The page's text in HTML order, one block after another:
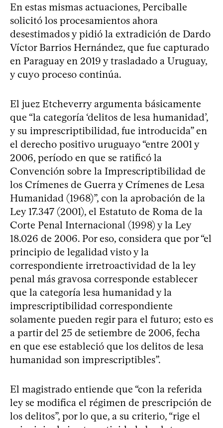
En estas mismas actuaciones, Perciballe
solicitó los procesamientos ahora
desestimados y pidió la extradición de Dardo
Víctor Barrios Hernández, que fue capturado
en Paraguay en 2019 y trasladado a Uruguay,
y cuyo proceso continúa.
El juez Etcheverry argumenta básicamente
que “la categoría ‘delitos de lesa humanidad’,
y su imprescriptibilidad, fue introducida” en
el derecho positivo uruguayo “entre 2001 y
2006, período en que se ratificó la
Convención sobre la Imprescriptibilidad de
los Crímenes de Guerra y Crímenes de Lesa
Humanidad (1968)”, con la aprobación de la
Ley 17.347 (2001), el Estatuto de Roma de la
Corte Penal Internacional (1998) y la Ley
18.026 de 2006. Por eso, considera que por “el
principio de legalidad visto y la
correspondiente irretroactividad de la ley
penal más gravosa corresponde establecer
que la categoría lesa humanidad y la
imprescriptibilidad correspondiente
solamente pueden regir para el futuro; esto es
a partir del 25 de setiembre de 2006, fecha
en que ese estableció que los delitos de lesa
humanidad son imprescriptibles”.
El magistrado entiende que “con la referida
ley se modifica el régimen de prescripción de
los delitos”, por lo que, a su criterio, “rige el